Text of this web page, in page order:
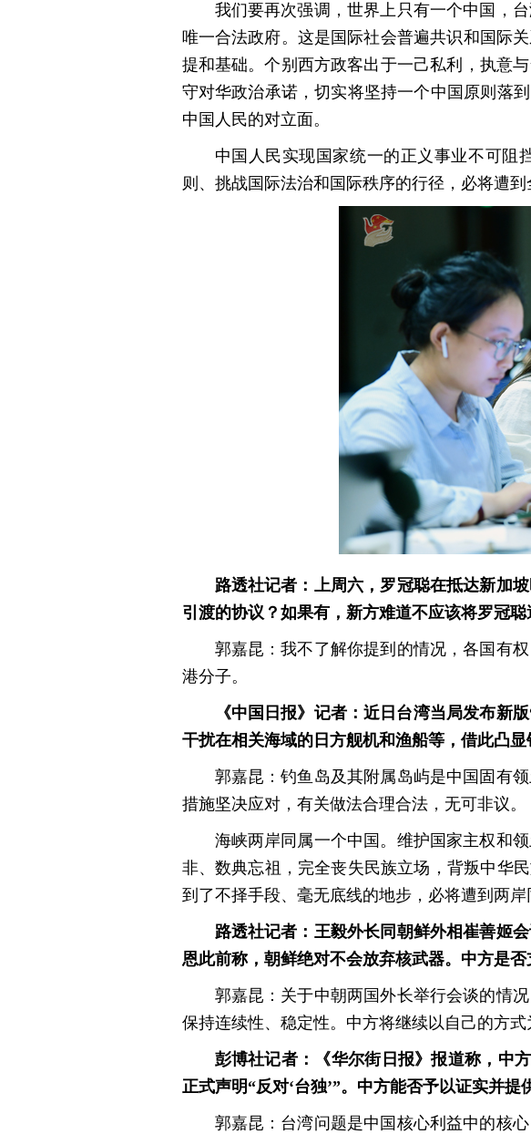
我们要再次强调，世界上只有一个中国，
唯一合法政府。这是国际社会普遍共识和国际
提和基础。个别西方政客出于一己私利，执意
守对华政治承诺，切实将坚持一个中国原则落
中国人民的对立面。
中国人民实现国家统一的正义事业不可阻
则、挑战国际法治和国际秩序的行径，必将遭
路透社记者：上周六，罗冠聪在抵达新加
引渡的协议？如果有，新方难道不应该将罗冠聪
郭嘉昆：我不了解你提到的情况，各国有
港分子。
《中国日报》记者：近日台湾当局发布新
干扰在相关海域的日方舰机和渔船等，借此凸
郭嘉昆：钓鱼岛及其附属岛屿是中国固有
措施坚决应对，有关做法合理合法，无可非议。
海峡两岸同属一个中国。维护国家主权和
非、数典忘祖，完全丧失民族立场，背叛中华
到了不择手段、毫无底线的地步，必将遭到两岸
路透社记者：王毅外长同朝鲜外相崔善姬
恩此前称，朝鲜绝对不会放弃核武器。中方是
郭嘉昆：关于中朝两国外长举行会谈的情
保持连续性、稳定性。中方将继续以自己的方
彭博社记者：《华尔街日报》报道称，中
正式声明“反对‘台独’”。中方能否予以证实并提
郭嘉昆：台湾问题是中国核心利益中的核